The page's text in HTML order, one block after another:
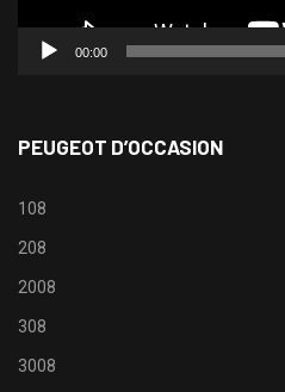
00:00
PEUGEOT D’OCCASION
108
208
2008
308
3008